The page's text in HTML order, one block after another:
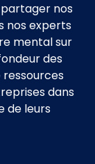
nos
nos experts
mental sur
des
dans
de leurs